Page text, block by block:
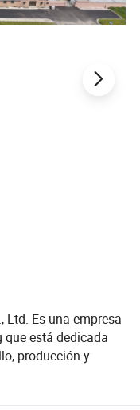
ligera y fácil de llevar
excepcional
esta prenda esencial
en su
Ltd. Es una empresa
está dedicada
producción y
hemos adherido a